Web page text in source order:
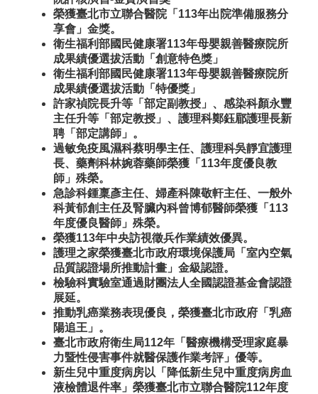
榮獲臺北市立聯合醫院「113年出院準備服務分
享會」金獎。
衛生福利部國民健康署113年母嬰親善醫療院所
成果績優選拔活動「創意特色獎」
衛生福利部國民健康署113年母嬰親善醫療院所
成果績優選拔活動「特優獎」
許家禎院長升等「部定副教授」、感染科顏永豐
主任升等「部定教授」、護理科鄭鈺郿護理長新
聘「部定講師」。
過敏免疫風濕科蔡明學主任、護理科吳靜宜護理
長、藥劑科林婉蓉藥師榮獲「113年度優良教
師」殊榮。
急診科鍾稟彥主任、婦產科陳敬軒主任、一般外
科黃郁創主任及腎臟內科曾博郁醫師榮獲「113
年度優良醫師」殊榮。
榮獲113年中央訪視徵兵作業績效優異。
護理之家榮獲臺北市政府環境保護局「室內空氣
品質認證場所推動計畫」金級認證。
檢驗科實驗室通過財團法人全國認證基金會認證
展延。
推動乳癌業務表現優良，榮獲臺北市政府「乳癌
陽追王」。
臺北市政府衛生局112年「醫療機構受理家庭暴
力暨性侵害事件就醫保護作業考評」優等。
新生兒中重度病房以「降低新生兒中重度病房血
液檢體退件率」榮獲臺北市立聯合醫院112年度